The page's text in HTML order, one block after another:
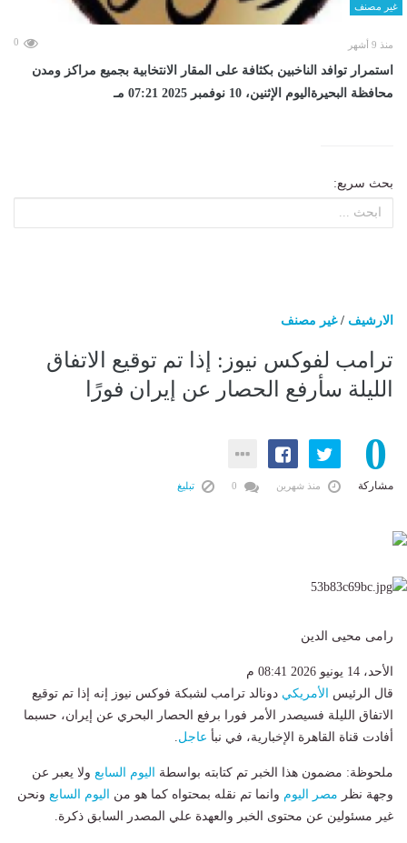
غير مصنف
منذ 9 أشهر 0
استمرار توافد الناخبين بكثافة على المقار الانتخابية بجميع مراكز ومدن
محافظة البحيرةاليوم الإثنين، 10 نوفمبر 2025 07:21 مـ
بحث سريع:
الارشيف /غير مصنف
ترامب لفوكس نيوز: إذا تم توقيع الاتفاق
الليلة سأرفع الحصار عن إيران فورًا
0
مشاركة منذ شهرين تبليغ
رامى محيى الدين
الأحد، 14 يونيو 2026 08:41 م
قال الرئيس الأمريكي دونالد ترامب لشبكة فوكس نيوز إنه إذا تم توقيع
الاتفاق الليلة فسيصدر الأمر فورا برفع الحصار البحري عن إيران، حسبما
أفادت قناة القاهرة الإخبارية، في نبأ عاجل
ملحوظة: مضمون هذا الخبر تم كتابته بواسطة اليوم السابع ولا يعبر عن
وجهة نظر مصر اليوم وانما تم نقله بمحتواه كما هو من اليوم السابع ونحن
غير مسئولين عن محتوى الخبر والعهدة علي المصدر السابق ذكرة.